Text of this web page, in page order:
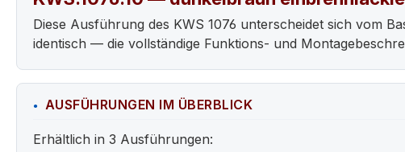
Diese Ausführung des KWS 1076 unterscheidet sich vom
identisch — die vollständige Funktions- und
AUSFÜHRUNGEN IM ÜBERBLICK
Erhältlich in 3 Ausführungen: